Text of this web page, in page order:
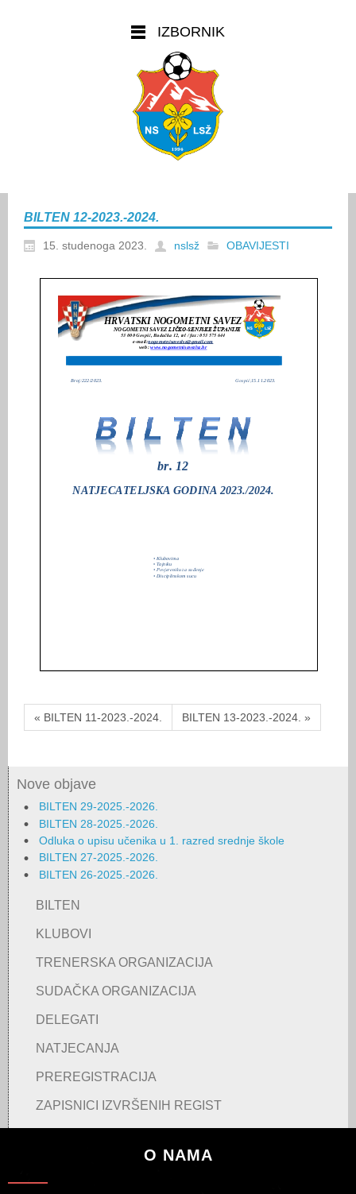
IZBORNIK
BILTEN 12-2023.-2024.
15. studenoga 2023. nslsž OBAVIJESTI
« BILTEN 11-2023.-2024. BILTEN 13-2023.-2024. »
Nove objave
BILTEN 29-2025.-2026.
BILTEN 28-2025.-2026.
Odluka o upisu učenika u 1. razred srednje škole
BILTEN 27-2025.-2026.
BILTEN 26-2025.-2026.
BILTEN
KLUBOVI
TRENERSKA ORGANIZACIJA
SUDAČKA ORGANIZACIJA
DELEGATI
NATJECANJA
PREREGISTRACIJA
ZAPISNICI IZVRŠENIH REGIST
O NAMA